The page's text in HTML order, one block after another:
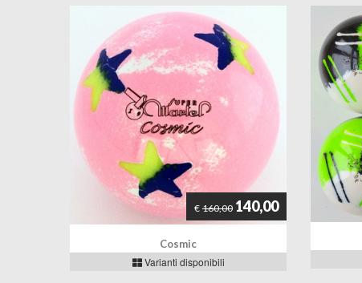
€ 160,00 140,00
Cosmic
Varianti disponibili